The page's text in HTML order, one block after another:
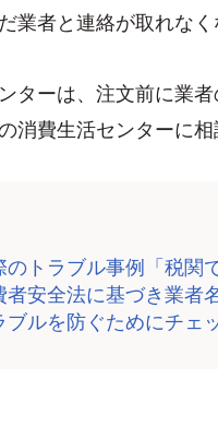
業者と連絡が取れな
ターは、注文前に業
消費生活センターに
のトラブル事例「税関
者安全法に基づき業者
ブルを防ぐためにチェ